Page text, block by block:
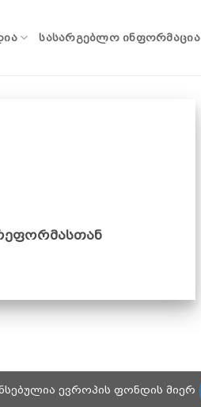
ᲡᲐᲡᲐᲠᲒᲔᲑᲚᲝ ᲘᲜᲤᲝᲠᲛᲐᲪᲘᲐ
ევროპის ფონდის მიერ